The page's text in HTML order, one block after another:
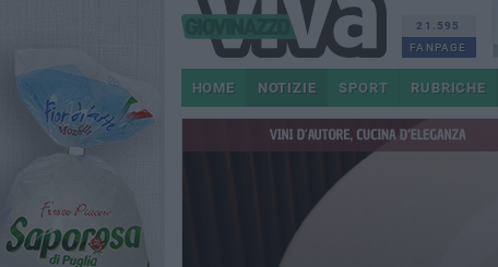
21.595
FANPAGE
HOME NOTIZIE SPORT RUBRICHE